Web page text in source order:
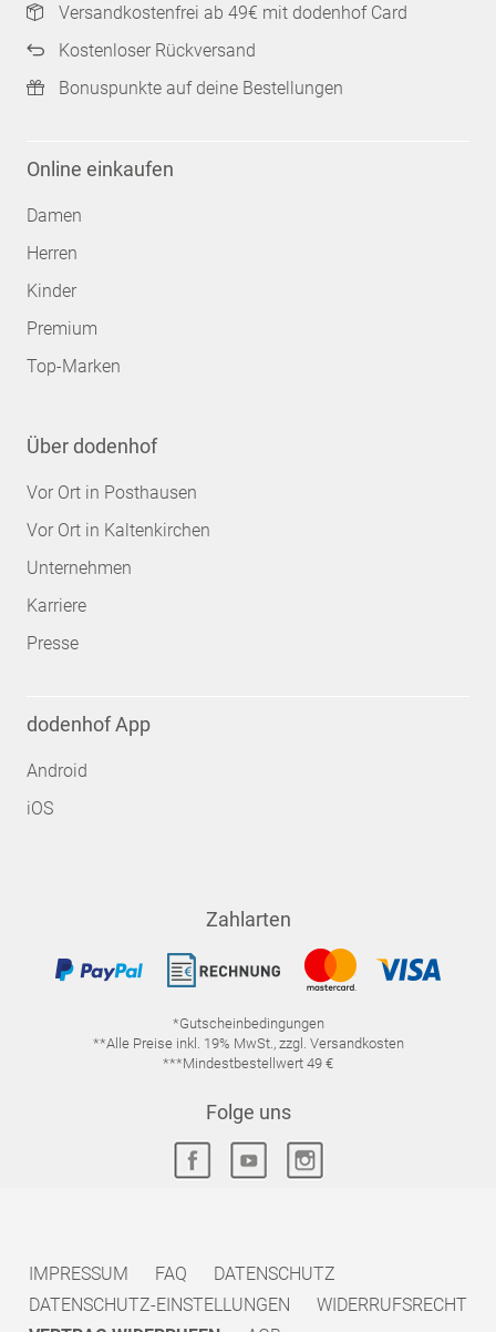
Versandkostenfrei ab 49€ mit dodenhof Card
Kostenloser Rückversand
Bonuspunkte auf deine Bestellungen
Online einkaufen
Damen
Herren
Kinder
Premium
Top-Marken
Über dodenhof
Vor Ort in Posthausen
Vor Ort in Kaltenkirchen
Unternehmen
Karriere
Presse
dodenhof App
Android
iOS
Zahlarten
*Gutscheinbedingungen
**Alle Preise inkl. 19% MwSt., zzgl. Versandkosten
***Mindestbestellwert 49 €
Folge uns
IMPRESSUM FAQ
DATENSCHUTZ
DATENSCHUTZ-EINSTELLUNGEN
WIDERRUFSRECHT